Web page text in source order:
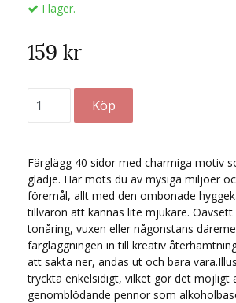
I lager.
159 kr
Färglägg 40 sidor med charmiga motiv
glädje. Här möts du av mysiga miljöer
föremål, allt med den ombonade
tillvaron att kännas lite mjukare.
tonåring, vuxen eller någonstans
färgläggningen in till kreativ
att sakta ner, andas ut och bara
tryckta enkelsidigt, vilket gör det möjligt
genomblödande pennor som